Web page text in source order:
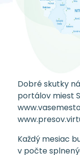
Dobré skutky
portálov miest
Každý mesiac
v počte